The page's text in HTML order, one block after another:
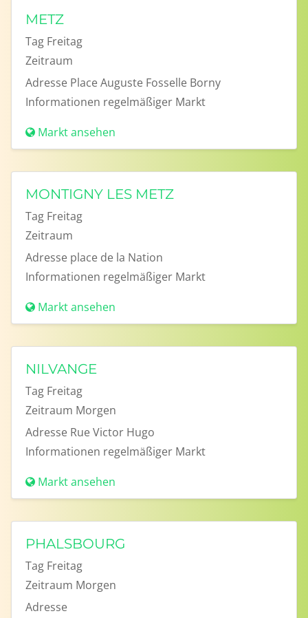
METZ
Tag Freitag
Zeitraum
Adresse Place Auguste Fosselle Borny
Informationen regelmäßiger Markt
Markt ansehen
MONTIGNY LES METZ
Tag Freitag
Zeitraum
Adresse place de la Nation
Informationen regelmäßiger Markt
Markt ansehen
NILVANGE
Tag Freitag
Zeitraum Morgen
Adresse Rue Victor Hugo
Informationen regelmäßiger Markt
Markt ansehen
PHALSBOURG
Tag Freitag
Zeitraum Morgen
Adresse